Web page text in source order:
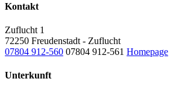
Kontakt
Zuflucht 1
72250 Freudenstadt - Zuflucht
07804 912-560 07804 912-561 Homepage
Unterkunft